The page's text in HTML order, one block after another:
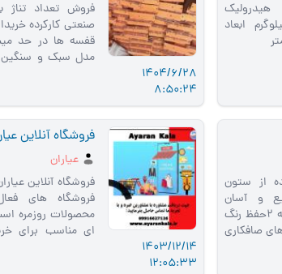
وزن بسته: ۵۵ کیلوگرم ابعاد
1404/6/28
8:50:24
فروش تعداد تناژ
صنعتی کارکرده
مدل سبک و سنگین
از ستون
سریع و آسان
فرورفتگی ها و قوری های بدنه 2حفظ رنگ
های صافکاری
1403/12/14
12:05:33
فروشگاه آنلاین
عیاران
فروشگاه آنلاین
فروشگاه های
محصولات روزمره
ای مناسب برای